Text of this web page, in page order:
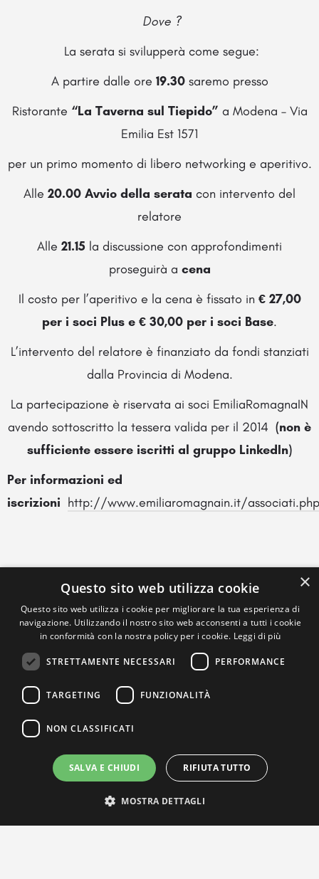
Dove ?
La serata si svilupperà come segue:
A partire dalle ore 19.30saremo presso
Ristorante “La Taverna sul Tiepido” a Modena – Via
Emilia Est 1571
per un primo momento di libero networking e aperitivo.
Alle 20.00 Avvio della serata con intervento del
relatore
Alle 21.15 la discussione con approfondimenti
proseguirà a cena
Il costo per l’aperitivo e la cena è fissato in € 27,00
per i soci Plus e € 30,00 per i soci Base.
L’intervento del relatore è finanziato da fondi stanziati
dalla Provincia di Modena.
La partecipazione è riservata ai soci EmiliaRomagnaIN
avendo sottoscritto la tessera valida per il 2014 (non è
sufficiente essere iscritti al gruppo LinkedIn)
Per informazioni ed
iscrizioni http://www.emiliaromagnain.it/associati.php
×
Questo sito web utilizza cookie
Questo sito web utilizza i cookie per migliorare la tua esperienza di
navigazione. Utilizzando il nostro sito web acconsenti a tutti i cookie
in conformità con la nostra policy per i cookie. Leggi di più
STRETTAMENTE NECESSARI PERFORMANCE
TARGETING FUNZIONALITÀ
NON CLASSIFICATI
SALVA E CHIUDI RIFIUTA TUTTO
MOSTRA DETTAGLI